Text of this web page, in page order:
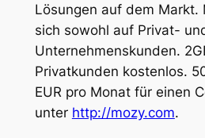
Lösungen auf dem Markt.
sich sowohl auf Privat-
Unternehmenskunden.
Privatkunden kostenlos.
EUR pro Monat für einen
unter http://mozy.com.